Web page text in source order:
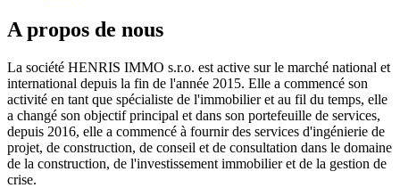
A propos de nous
La société HENRIS IMMO s.r.o. est active sur le marché national et
international depuis la fin de l'année 2015. Elle a commencé son
activité en tant que spécialiste de l'immobilier et au fil du temps, elle
a changé son objectif principal et dans son portefeuille de services,
depuis 2016, elle a commencé à fournir des services d'ingénierie de
projet, de construction, de conseil et de consultation dans le domaine
de la construction, de l'investissement immobilier et de la gestion de
crise.